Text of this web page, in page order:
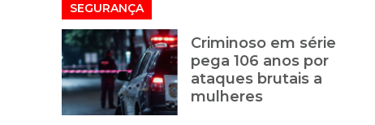
SEGURANÇA
Criminoso em série
pega 106 anos por
ataques brutais a
mulheres